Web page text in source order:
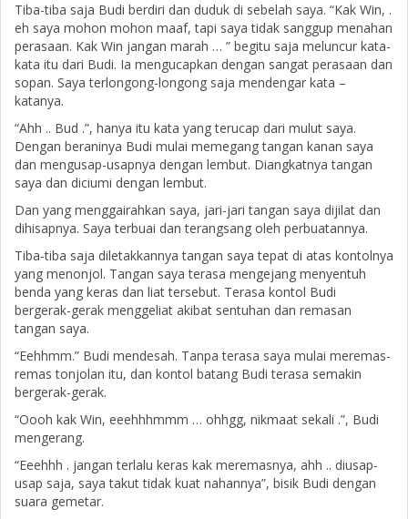
Tiba-tiba saja Budi berdiri dan duduk di sebelah saya. “Kak Win, .
eh saya mohon mohon maaf, tapi saya tidak sanggup menahan
perasaan. Kak Win jangan marah … ” begitu saja meluncur kata-
kata itu dari Budi. Ia mengucapkan dengan sangat perasaan dan
sopan. Saya terlongong-longong saja mendengar kata –
katanya.
“Ahh .. Bud .”, hanya itu kata yang terucap dari mulut saya.
Dengan beraninya Budi mulai memegang tangan kanan saya
dan mengusap-usapnya dengan lembut. Diangkatnya tangan
saya dan diciumi dengan lembut.
Dan yang menggairahkan saya, jari-jari tangan saya dijilat dan
dihisapnya. Saya terbuai dan terangsang oleh perbuatannya.
Tiba-tiba saja diletakkannya tangan saya tepat di atas kontolnya
yang menonjol. Tangan saya terasa mengejang menyentuh
benda yang keras dan liat tersebut. Terasa kontol Budi
bergerak-gerak menggeliat akibat sentuhan dan remasan
tangan saya.
“Eehhmm.” Budi mendesah. Tanpa terasa saya mulai meremas-
remas tonjolan itu, dan kontol batang Budi terasa semakin
bergerak-gerak.
“Oooh kak Win, eeehhhmmm … ohhgg, nikmaat sekali .”, Budi
mengerang.
“Eeehhh . jangan terlalu keras kak meremasnya, ahh .. diusap-
usap saja, saya takut tidak kuat nahannya”, bisik Budi dengan
suara gemetar.